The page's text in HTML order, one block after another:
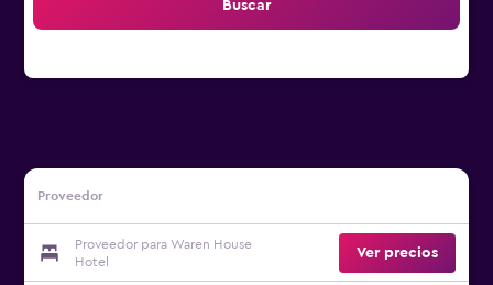
Buscar
Proveedor
Proveedor para Waren House
Hotel
Ver precios